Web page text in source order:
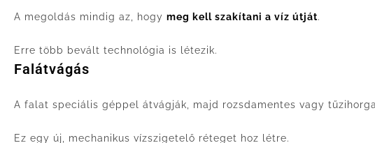
A megoldás mindig az, hogy meg kell szakítani a víz útját.
Erre több bevált technológia is létezik.
Falátvágás
A falat speciális géppel átvágják, majd rozsdamentes vagy
Ez egy új, mechanikus vízszigetelő réteget hoz létre.